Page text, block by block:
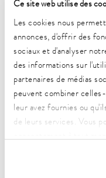
Ce site web utilise des
Les cookies nous
annonces, d'offrir des
sociaux et d'analyser
des informations sur
partenaires de médias
peuvent combiner
leur avez fournies ou
de leurs services. Vous
Plage de
-90 ... 200 °C
Plage de température
5 ... 40 °C
Constance de la
0.05 ± K